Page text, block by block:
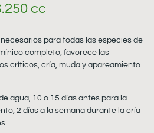
cc
para todas las especies de
completo, favorece las
críticos, cría, muda y apareamiento.
agua, 10 o 15 días antes para la
2 días a la semana durante la cría